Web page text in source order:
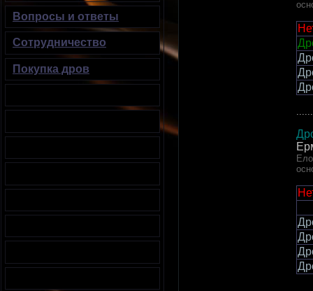
Вопросы и ответы
Сотрудничество
Покупка дров